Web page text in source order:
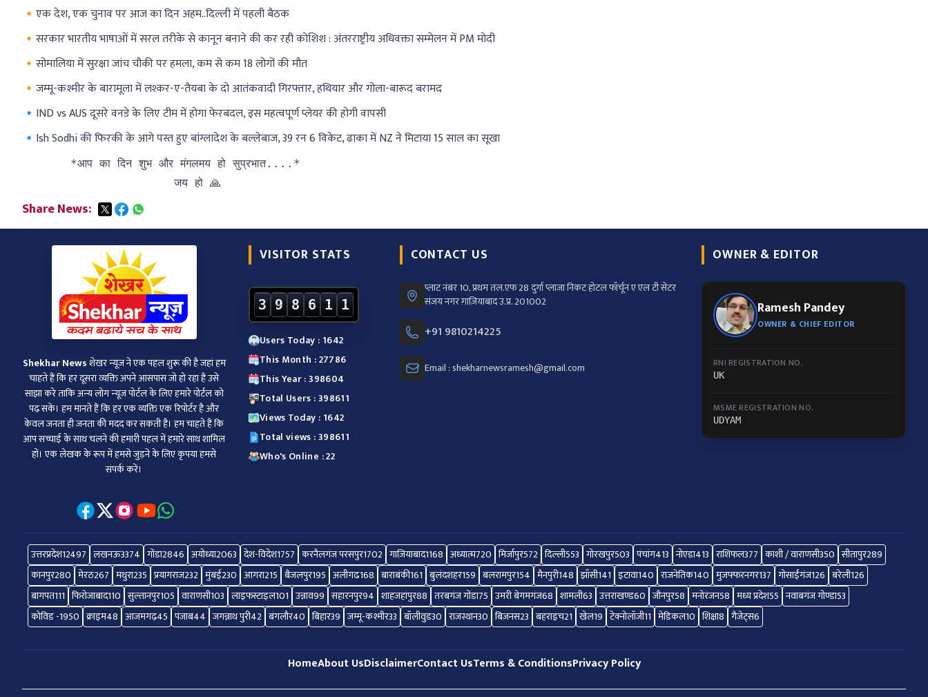
🔸एक देश, एक चुनाव पर आज का दिन अहम..दिल्ली में पहली बैठक
🔸सरकार भारतीय भाषाओं में सरल तरीके से कानून बनाने की कर रही कोशिश : अंतरराष्ट्रीय अधिवक्ता सम्मेलन में PM मोदी
🔸सोमालिया में सुरक्षा जांच चौकी पर हमला, कम से कम 18 लोगों की मौत
🔸जम्मू-कश्मीर के बारामूला में लश्कर-ए-तैयबा के दो आतंकवादी गिरफ्तार, हथियार और गोला-बारूद बरामद
🔹IND vs AUS दूसरे वनडे के लिए टीम में होगा फेरबदल, इस महत्वपूर्ण प्लेयर की होगी वापसी
🔹Ish Sodhi की फिरकी के आगे पस्त हुए बांग्लादेश के बल्लेबाज, 39 रन 6 विकेट, ढाका में NZ ने मिटाया 15 साल का सूखा
       *आप का दिन शुभ और मंगलमय हो सुप्रभात....*
                      जय हो 🙏
Share News:
Shekhar Newsशेखर न्‍यूज ने एक पहल शुरू की है जहां हम
चाहते हैं कि हर दूसरा व्‍यक्ति अपने आसपास जो हो रहा है उसे
साझा करे ताकि अन्‍य लोग न्‍यूज पोर्टल के लिए हमारे पोर्टल को
पढ़ सकें। हम मानते हैं कि हर एक व्यक्ति एक रिपोर्टर है और
केवल जनता ही जनता की मदद कर सकती है। हम चाहते हैं कि
आप सच्चाई के साथ चलने की हमारी पहल में हमारे साथ शामिल
हों। एक लेखक के रूप में हमसे जुड़ने के लिए कृपया हमसे
संपर्क करें।
VISITOR STATS
3 9 8 6 1 1
Users Today : 1642
This Month : 27786
This Year : 398604
Total Users : 398611
Views Today : 1642
Total views : 398611
Who's Online : 22
CONTACT US
प्लाट नंबर 10, प्रथम तल.एफ 28 दुर्गा प्लाजा निकट होटल फॉर्चून ए एल टी सेंटर
संजय नगर ग़ाज़ियाबाद उ.प्र. 201002
+91 9810214225
Email : shekharnewsramesh@gmail.com
OWNER & EDITOR
Ramesh Pandey
OWNER & CHIEF EDITOR
RNI REGISTRATION NO.
UK
MSME REGISTRATION NO.
UDYAM
उत्तरप्रदेश12497 लखनऊ3374 गोंडा2846 अयोध्या2063 देश-विदेश1757 करनैलगंज परसपुर1702 गाज़ियाबाद1168 अध्यात्म720 मिर्जापुर572 दिल्ली553 गोरखपुर503 पंचांग413 नोएडा413 राशिफल377 काशी / वाराणसी350 सीतापुर289
कानपुर280 मेरठ267 मथुरा235 प्रयागराज232 मुंबई230 आगरा215 बैजलपुर195 अलीगढ168 बाराबंकी161 बुलंदशहर159 बलरामपुर154 मैनपुरी148 झाँसी141 इटावा140 राजनेतिक140 मुजफ्फरनगर137 गोसाईंगंज126 बरेली126
बागपत111 फिरोजाबाद110 सुल्तानपुर105 वाराणसी103 लाइफस्टाइल101 उन्नाव99 सहारनपुर94 शाहजहांपुर88 तरबगंज गोंडा75 उमरी बेगमगंज68 शामली63 उत्तराखण्ड60 जौनपुर58 मनोरंजन58 मध्य प्रदेश55 नवाबगंज गोण्डा53
कोविड -1950 क्राइम48 आजमगढ़45 पंजाब44 जगन्नाथ पुरी42 बंगलौर40 बिहार39 जम्मू-कश्मीर33 बॉलीवुड30 राजस्थान30 बिज़नस23 बहराइच21 खेल19 टेक्नोलॉजी11 मेडिकल10 शिक्षा8 गैजेट्स6
HomeAbout UsDisclaimerContact UsTerms & ConditionsPrivacy Policy